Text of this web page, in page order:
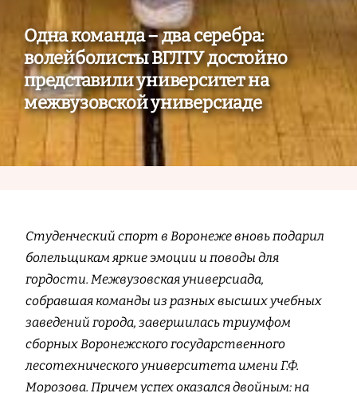
Одна команда – два серебра:
волейболисты ВГЛТУ достойно
представили университет на
межвузовской универсиаде
Студенческий спорт в Воронеже вновь подарил
болельщикам яркие эмоции и поводы для
гордости. Межвузовская универсиада,
собравшая команды из разных высших учебных
заведений города, завершилась триумфом
сборных Воронежского государственного
лесотехнического университета имени Г.Ф.
Морозова. Причем успех оказался двойным: на